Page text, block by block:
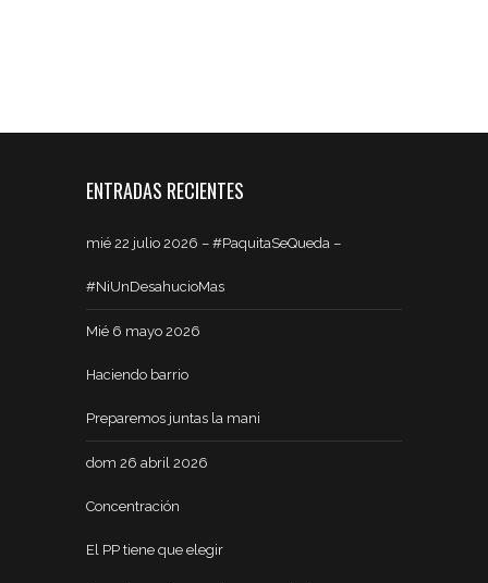
ENTRADAS RECIENTES
mié 22 julio 2026 – #PaquitaSeQueda –
#NiUnDesahucioMas
Mié 6 mayo 2026
Haciendo barrio
Preparemos juntas la mani
dom 26 abril 2026
Concentración
El PP tiene que elegir